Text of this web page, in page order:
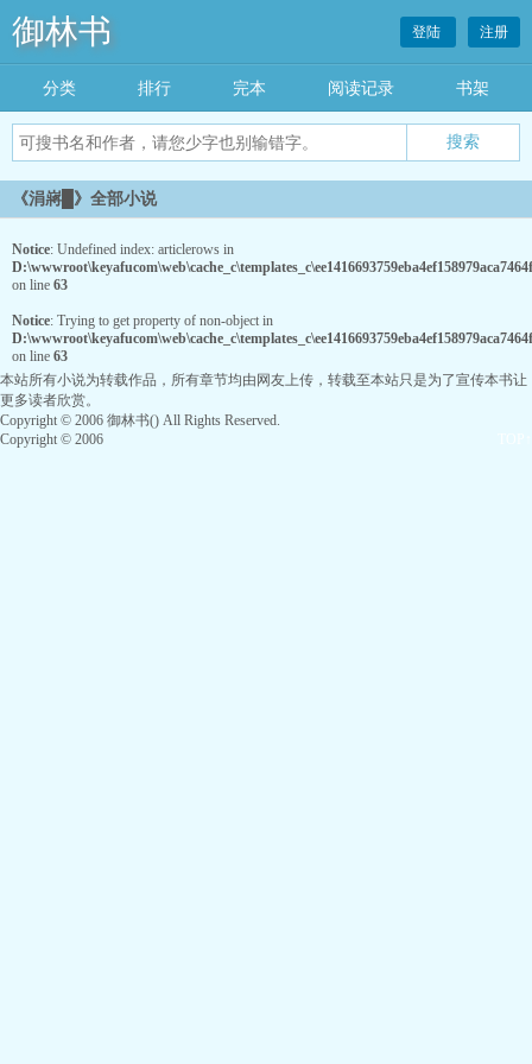
御林书 登陆 注册
分类 排行 完本 阅读记录 书架
《涓嶈█》全部小说
Notice: Undefined index: articlerows in
on line 63
Notice: Trying to get property of non-object in
on line 63
本站所有小说为转载作品，所有章节均由网友上传，转载至本站只是为了宣传本书让
更多读者欣赏。
Copyright © 2006 御林书() All Rights Reserved.
Copyright © 2006